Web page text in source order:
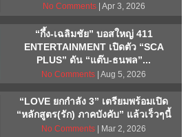
No Comments| Apr 3, 2026
“กึ้ง-เฉลิมชัย” บอสใหญ่ 411
ENTERTAINMENT เปิดตัว “SCA
PLUS” ดัน “แต๊บ-ธนพล”...
No Comments | Aug 5, 2026
“LOVE ยกกำลัง 3” เตรียมพร้อมเปิด
“หลักสูตร(รัก) ภาคบังคับ” แล้วเร็วๆนี้
No Comments | Mar 2, 2026